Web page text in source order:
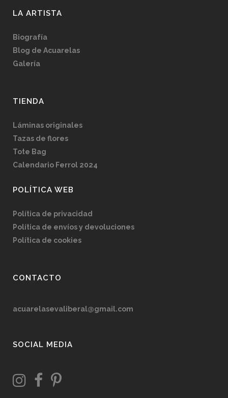
LA ARTISTA
Biografía
Blog de Acuarelas
Galería
TIENDA
Láminas originales
Tazas de flores
Tote Bag
Calendario Ferrol 2024
POLÍTICA WEB
Política de privacidad
Política de envíos y devoluciones
Política de cookies
CONTACTO
acuarelasevaliberal@gmail.com
SOCIAL MEDIA